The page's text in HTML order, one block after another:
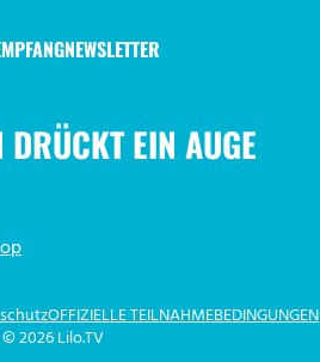
NEWSLETTER
EIN AUGE
© 2026 Lilo.TV
OFFIZIELLE TEILNAHMEBEDINGUNGEN